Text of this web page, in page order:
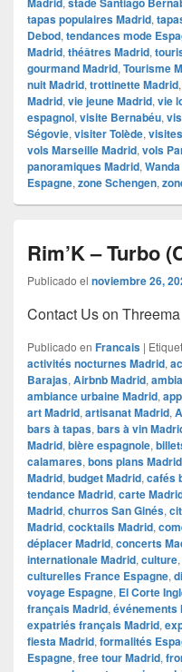
tapas populaires Madrid,
Debod, tendances mode
Madrid, théâtres Madrid,
gourmand Madrid, Tourisme
nuit Madrid, trottinette Madrid,
Madrid, vie jeune Madrid, vie
espagnol, visite Bernabéu,
Ségovie, visiter Tolède,
vols Marseille Madrid, vols
panoramiques Madrid,
Espagne, zone Schengen,
Rim’K – Turbo
Publicado el noviembre 26,
Contact Us on Threema
Publicado en Francais |
activités nocturnes Madrid,
Barajas, Airbnb Madrid,
ambiance urbaine Madrid,
art Madrid, artisanat Madrid,
bars à tapas, bars à vin
Madrid, bière espagnole,
calamares, bons plans Madrid
Madrid, budget Madrid, cafés
tendance Madrid, carte
Madrid, churros San Ginés,
Madrid, cocktails Madrid,
déplacer Madrid, concerts
internationale Madrid, culture,
culturelles France Espagne,
voyage Espagne, El Corte
français Madrid, événements
expatriés français Madrid,
fiesta Madrid, formalités
Espagne, free tour Madrid,